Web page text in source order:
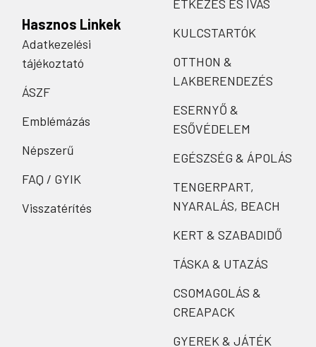
Hasznos Linkek
Adatkezelési
tájékoztató
ÁSZF
Emblémázás
Népszerű
FAQ / GYIK
Visszatérítés
ÉTKEZÉS ÉS IVÁS
KULCSTARTÓK
OTTHON &
LAKBERENDEZÉS
ESERNYŐ &
ESŐVÉDELEM
EGÉSZSÉG & ÁPOLÁS
TENGERPART,
NYARALÁS, BEACH
KERT & SZABADIDŐ
TÁSKA & UTAZÁS
CSOMAGOLÁS &
CREAPACK
GYEREK & JÁTÉK